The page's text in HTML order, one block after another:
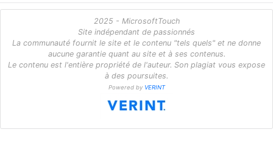
2025 - MicrosoftTouch
Site indépendant de passionnés
La communauté fournit le site et le contenu "tels quels" et ne donne
aucune garantie quant au site et à ses contenus.
Le contenu est l'entière propriété de l'auteur. Son plagiat vous expose
à des poursuites.
Powered by VERINT